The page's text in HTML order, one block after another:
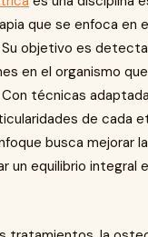
que se enfoca en
Su objetivo es
en el organismo
técnicas
de cada
busca mejorar
un equilibrio integral